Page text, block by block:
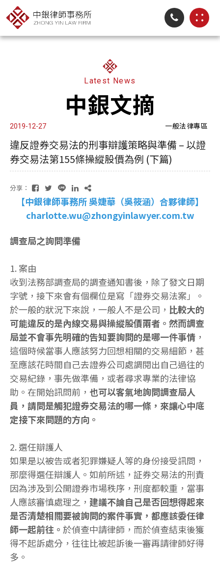
Latest News
中銀文摘
2019-12-27 一般法律專區
違反證券交易法的刑事辯護策略與準備 – 以證
券交易法第155條操縱股價為例 (下篇)
分享：
【中銀律師事務所 吳婕華（吳筱涵）合夥律師】
charlotte.wu@zhongyinlawyer.com.tw
調查局之詢問準備
1. 案由
收到法務部調查局的調查通知書後，除了發文日期
字號，接下來會有個欄位是寫「證券交易法案」。
於一般的狀況下來說，一般人不是公司， 比較大的
可能違反的是內線交易與操縱股價兩者。然而調查
局並不會事先明確的告知要詢問的是哪一件事情 ，
這個時候當事人應該努力回想相關的交易細節，甚
至應該花時間自己去證券公司處調閱出自己過往的
交易紀錄，事先做準備，或者尋求專業的法律協
助。在開始訊問前， 也可以客氣地詢問調查局人
員，請問是觸犯證券交易法的哪一條，來讓心中底
定接下來問題的方向。
2. 選任辯護人
如果是以被告或者犯罪嫌疑人等的身份接受訊問，
那麼得選任辯護人。如前所述，証券交易法的刑責
因為涉及到公開證券市場秩序，刑度都較重，當事
人應該審慎處理之， 建議不論自己是否回想得起來
是否清楚相關要被詢問的案件事實，都應該委任律
師一起前往。 於偵查中請律師，而於偵查結束後獲
得不起訴處分，往往比被起訴後一審再請律師好得
多。